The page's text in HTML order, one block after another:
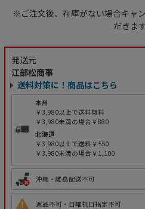
※ご注文後、在庫がない場合キャ
だきます
発送元
江部松商事
送料対策に！商品はこちら
本州
￥3,980以上で送料無料
￥3,980未満の場合￥880
北海道
￥3,980以上で送料￥550
￥3,980未満の場合￥1,100
沖縄・離島配送不可
返品不可・日曜祝日指定不可